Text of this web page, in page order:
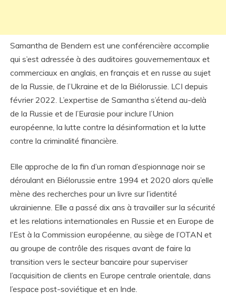
Samantha de Bendern est une conférencière accomplie
qui s’est adressée à des auditoires gouvernementaux et
commerciaux en anglais, en français et en russe au sujet
de la Russie, de l’Ukraine et de la Biélorussie. LCI depuis
février 2022. L’expertise de Samantha s’étend au-delà
de la Russie et de l’Eurasie pour inclure l’Union
européenne, la lutte contre la désinformation et la lutte
contre la criminalité financière.
Elle approche de la fin d’un roman d’espionnage noir se
déroulant en Biélorussie entre 1994 et 2020 alors qu’elle
mène des recherches pour un livre sur l’identité
ukrainienne. Elle a passé dix ans à travailler sur la sécurité
et les relations internationales en Russie et en Europe de
l’Est à la Commission européenne, au siège de l’OTAN et
au groupe de contrôle des risques avant de faire la
transition vers le secteur bancaire pour superviser
l’acquisition de clients en Europe centrale orientale, dans
l’espace post-soviétique et en Inde.